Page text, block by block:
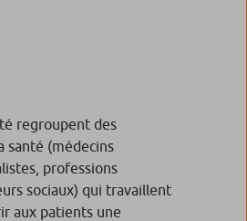
regroupent des
santé (médecins
professions
sociaux) qui travaillent
aux patients une